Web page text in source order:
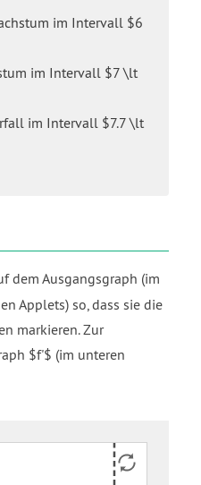
im Intervall $6
im Intervall $7 \lt
im Intervall $7.7 \lt
dem Ausgangsgraph (im
Applets) so, dass sie die
markieren. Zur
$f'$ (im unteren